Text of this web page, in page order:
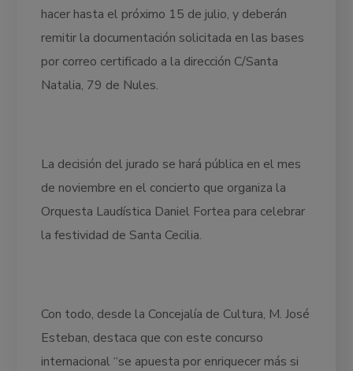
hacer hasta el próximo 15 de julio, y deberán
remitir la documentación solicitada en las bases
por correo certificado a la dirección C/Santa
Natalia, 79 de Nules.
La decisión del jurado se hará pública en el mes
de noviembre en el concierto que organiza la
Orquesta Laudística Daniel Fortea para celebrar
la festividad de Santa Cecilia.
Con todo, desde la Concejalía de Cultura, M. José
Esteban, destaca que con este concurso
internacional “se apuesta por enriquecer más si